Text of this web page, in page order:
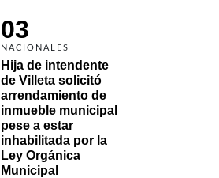
03
NACIONALES
Hija de intendente
de Villeta solicitó
arrendamiento de
inmueble municipal
pese a estar
inhabilitada por la
Ley Orgánica
Municipal